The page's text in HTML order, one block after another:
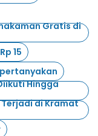
Gratis di
15
Hingga
di Kramat